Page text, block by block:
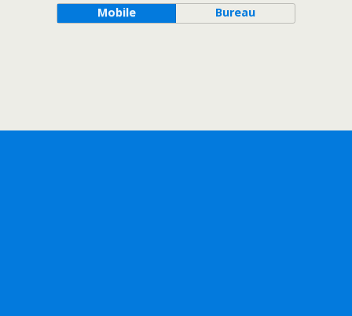
Mobile Bureau